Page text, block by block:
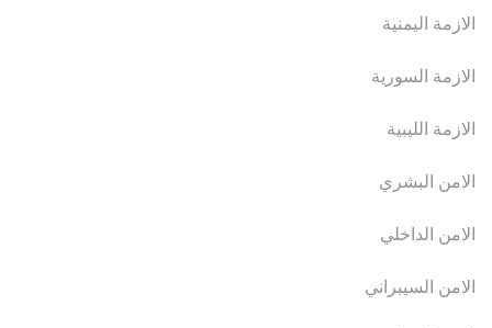
الازمة اليمنية
الازمة السورية
الازمة الليبية
الامن البشري
الامن الداخلي
الامن السيبراني